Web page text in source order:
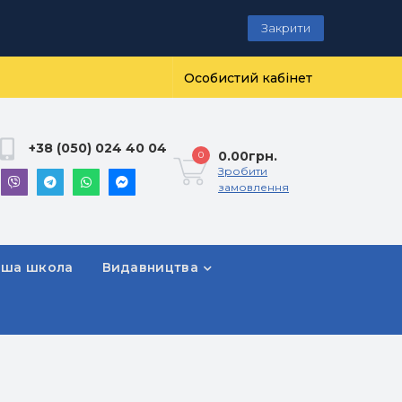
Закрити
Особистий кабінет
+38 (050) 024 40 04 0 0.00грн.
Зробити
замовлення
школа Видавництва